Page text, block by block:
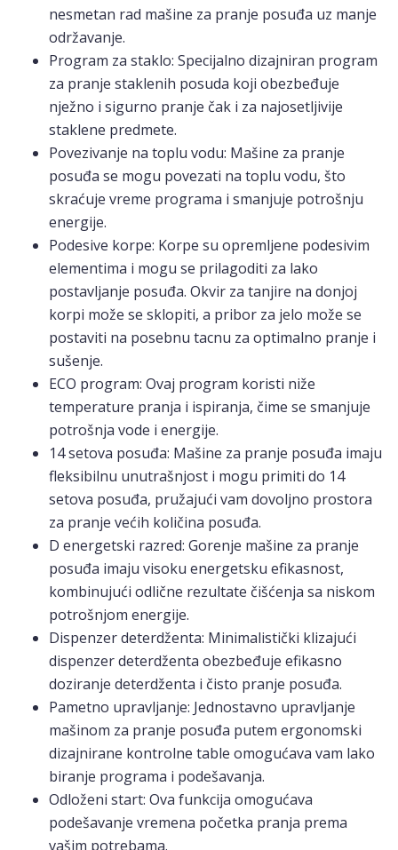
nesmetan rad mašine za pranje posuđa uz manje
održavanje.
Program za staklo: Specijalno dizajniran program
za pranje staklenih posuda koji obezbeđuje
nježno i sigurno pranje čak i za najosetljivije
staklene predmete.
Povezivanje na toplu vodu: Mašine za pranje
posuđa se mogu povezati na toplu vodu, što
skraćuje vreme programa i smanjuje potrošnju
energije.
Podesive korpe: Korpe su opremljene podesivim
elementima i mogu se prilagoditi za lako
postavljanje posuđa. Okvir za tanjire na donjoj
korpi može se sklopiti, a pribor za jelo može se
postaviti na posebnu tacnu za optimalno pranje i
sušenje.
ECO program: Ovaj program koristi niže
temperature pranja i ispiranja, čime se smanjuje
potrošnja vode i energije.
14 setova posuđa: Mašine za pranje posuđa imaju
fleksibilnu unutrašnjost i mogu primiti do 14
setova posuđa, pružajući vam dovoljno prostora
za pranje većih količina posuđa.
D energetski razred: Gorenje mašine za pranje
posuđa imaju visoku energetsku efikasnost,
kombinujući odlične rezultate čišćenja sa niskom
potrošnjom energije.
Dispenzer deterdženta: Minimalistički klizajući
dispenzer deterdženta obezbeđuje efikasno
doziranje deterdženta i čisto pranje posuđa.
Pametno upravljanje: Jednostavno upravljanje
mašinom za pranje posuđa putem ergonomski
dizajnirane kontrolne table omogućava vam lako
biranje programa i podešavanja.
Odloženi start: Ova funkcija omogućava
podešavanje vremena početka pranja prema
vašim potrebama.